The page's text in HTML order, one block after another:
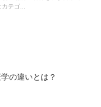
テゴ...
の違いとは？